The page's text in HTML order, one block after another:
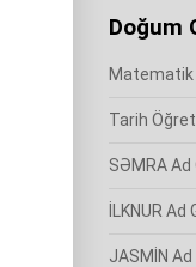
Doğum
Matematik
Tarih
SƏMRA Ad
İLKNUR
JASMİN